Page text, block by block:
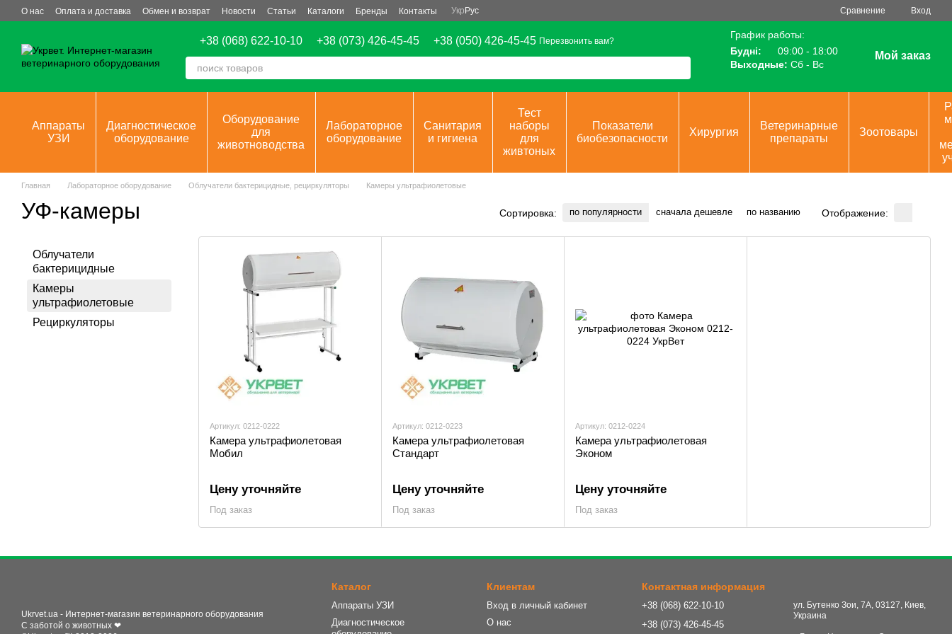
Перейти к основному контенту
О нас Оплата и доставка Обмен и возврат Новости Статьи Каталоги Бренды Контакты Укр Рус Сравнение Вход
+38 (068) 622-10-10 +38 (073) 426-45-45 +38 (050) 426-45-45 Перезвонить вам?
График работы:
Будні:
09:00 - 18:00
Выходные: Сб - Вс
Мой заказ
Аппараты
УЗИ
Диагностическое
оборудование
Оборудование
для
животноводства
Лабораторное
оборудование
Санитария
и гигиена
Тест
наборы
для
живтоных
Показатели
биобезопасности
Хирургия
Ветеринарные
препараты
Зоотовары
Главная Лабораторное оборудование Облучатели бактерицидные, рециркуляторы Камеры ультрафиолетовые
УФ-камеры Сортировка: по популярности сначала дешевле по названию Отображение:
Артикул: 0212-0222
Камера ультрафиолетовая
Мобил
Цену уточняйте
Под заказ
Артикул: 0212-0223
Камера ультрафиолетовая
Стандарт
Цену уточняйте
Под заказ
Артикул: 0212-0224
Камера ультрафиолетовая
Эконом
Цену уточняйте
Под заказ
Облучатели
бактерицидные
Камеры
ультрафиолетовые
Рециркуляторы
Ukrvet.ua - Интернет-магазин ветеринарного оборудования
С заботой о животных ❤
Каталог
Аппараты УЗИ
Диагностическое
Клиентам
Вход в личный кабинет
О нас
Контактная информация
+38 (068) 622-10-10
+38 (073) 426-45-45
ул. Бутенко Зои, 7А, 03127, Киев,
Украина